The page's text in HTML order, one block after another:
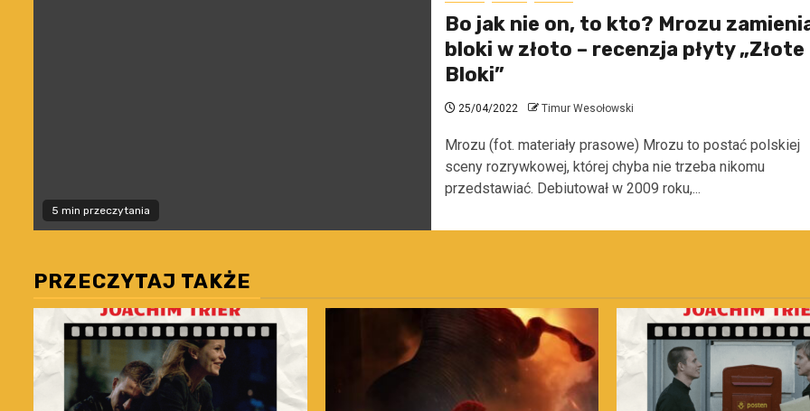
5 min przeczytania
Bo jak nie on, to kto? Mrozu
bloki w złoto – recenzja płyty „Złote
Bloki”
25/04/2022 Timur Wesołowski
Mrozu (fot. materiały prasowe) Mrozu to postać polskiej
sceny rozrywkowej, której chyba nie trzeba nikomu
przedstawiać. Debiutował w 2009 roku,...
PRZECZYTAJ TAKŻE